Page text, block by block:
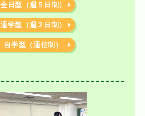
全日型（週５日制）
通学型（週２日制）
自学型（通信制）